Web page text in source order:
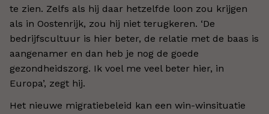
te zien. Zelfs als hij daar hetzelfde loon zou krijgen
als in Oostenrijk, zou hij niet terugkeren. ‘De
bedrijfscultuur is hier beter, de relatie met de baas is
aangenamer en dan heb je nog de goede
gezondheidszorg. Ik voel me veel beter hier, in
Europa’, zegt hij.
Het nieuwe migratiebeleid kan een win-winsituatie